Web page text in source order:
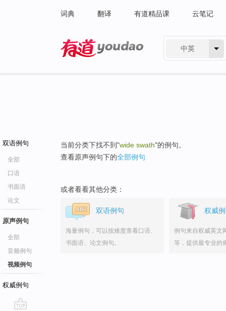
词典 翻译 有道精品课 云笔记
中英
双语例句
全部
口语
书面语
论文
原声例句
全部
音频例句
视频例句
权威例句
当前分类下找不到"wide swath"的例句。
查看原声例句下的全部例句
或者看看其他分类：
双语例句
海量例句，可以按难度查看口语、
书面语、论文例句。
权威
例句来自权威英文
等，提供最专业的